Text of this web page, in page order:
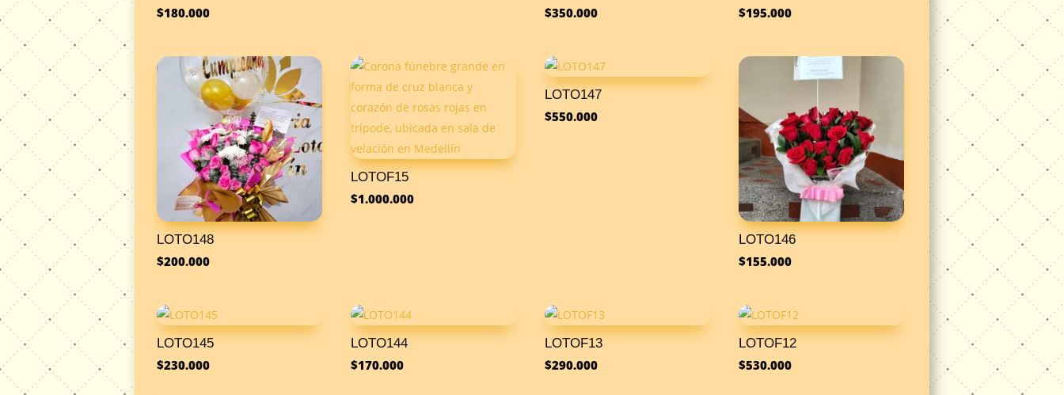
$180.000 $350.000 $195.000
LOTO148
$200.000
LOTOF15
$1.000.000
LOTO147
$550.000
LOTO146
$155.000
LOTO145
$230.000
LOTO144
$170.000
LOTOF13
$290.000
LOTOF12
$530.000